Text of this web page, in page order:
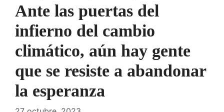
Ante las puertas del
infierno del cambio
climático, aún hay gente
que se resiste a abandonar
la esperanza